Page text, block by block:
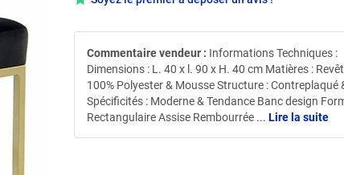
Commentaire vendeur : Informations Techniques :
Dimensions : L. 40 x l. 90 x H. 40 cm Matières :
100% Polyester & Mousse Structure : Contreplaqué
Spécificités : Moderne & Tendance Banc design
Rectangulaire Assise Rembourrée ... Lire la suite